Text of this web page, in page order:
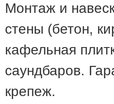
Монтаж и
стены (бетон,
кафельная
саундбаров.
крепеж.